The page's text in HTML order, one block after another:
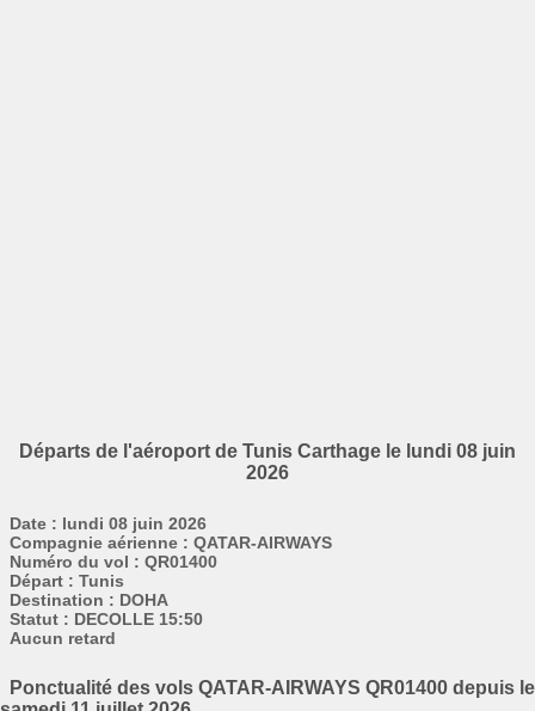
Départs de l'aéroport de Tunis Carthage le lundi 08 juin
2026
Date : lundi 08 juin 2026
Compagnie aérienne : QATAR-AIRWAYS
Numéro du vol : QR01400
Départ : Tunis
Destination : DOHA
Statut : DECOLLE 15:50
Aucun retard
Ponctualité des vols QATAR-AIRWAYS QR01400 depuis le